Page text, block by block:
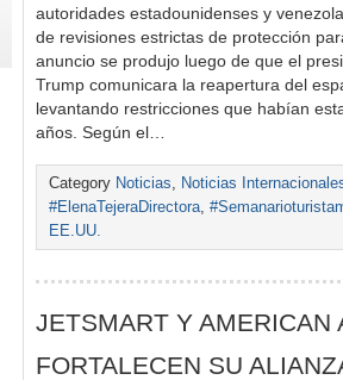
autoridades estadounidenses y
de revisiones estrictas de protección
anuncio se produjo luego de que el
Trump comunicara la reapertura del
levantando restricciones que habían
años. Según el…
Category Noticias, Noticias
#ElenaTejeraDirectora,
EE.UU.
JETSMART Y AMERICAN
FORTALECEN SU